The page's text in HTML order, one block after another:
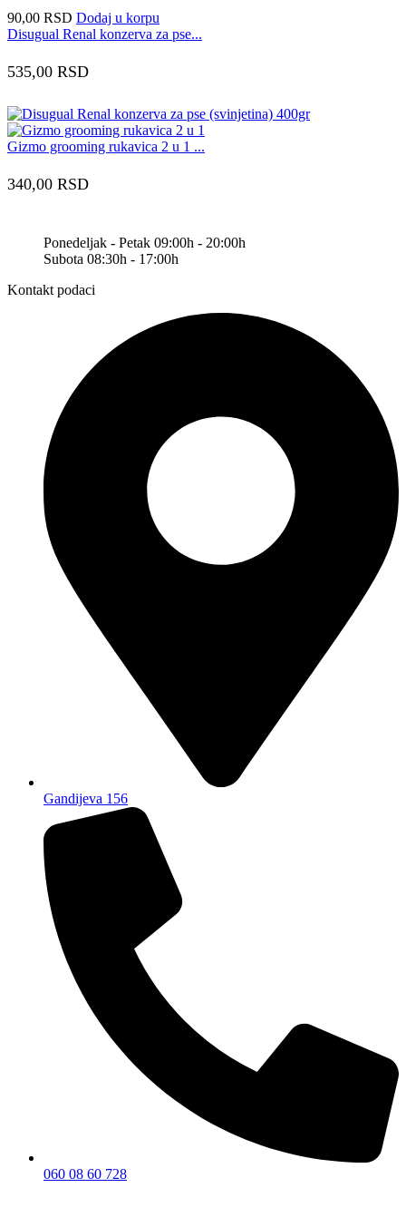
90,00 RSD Dodaj u korpu
Disugual Renal konzerva za pse...
535,00 RSD
Gizmo grooming rukavica 2 u 1 ...
340,00 RSD
Ponedeljak - Petak 09:00h - 20:00h
Subota 08:30h - 17:00h
Kontakt podaci
Gandijeva 156
060 08 60 728